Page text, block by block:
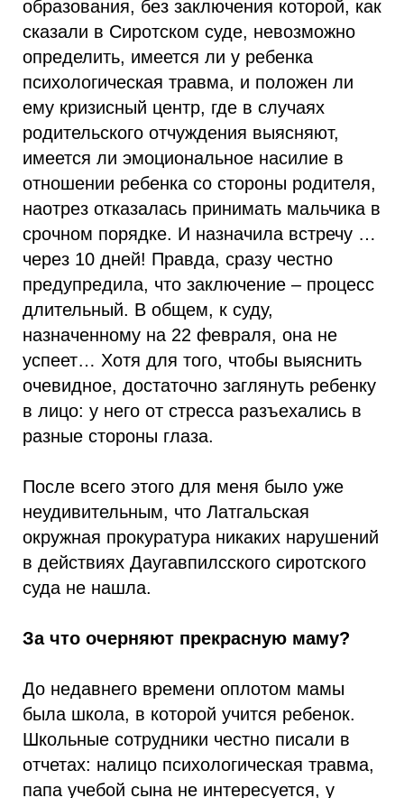
образования, без заключения которой, как
сказали в Сиротском суде, невозможно
определить, имеется ли у ребенка
психологическая травма, и положен ли
ему кризисный центр, где в случаях
родительского отчуждения выясняют,
имеется ли эмоциональное насилие в
отношении ребенка со стороны родителя,
наотрез отказалась принимать мальчика в
срочном порядке. И назначила встречу …
через 10 дней! Правда, сразу честно
предупредила, что заключение – процесс
длительный. В общем, к суду,
назначенному на 22 февраля, она не
успеет… Хотя для того, чтобы выяснить
очевидное, достаточно заглянуть ребенку
в лицо: у него от стресса разъехались в
разные стороны глаза.
После всего этого для меня было уже
неудивительным, что Латгальская
окружная прокуратура никаких нарушений
в действиях Даугавпилсского сиротского
суда не нашла.
За что очерняют прекрасную маму?
До недавнего времени оплотом мамы
была школа, в которой учится ребенок.
Школьные сотрудники честно писали в
отчетах: налицо психологическая травма,
папа учебой сына не интересуется, у